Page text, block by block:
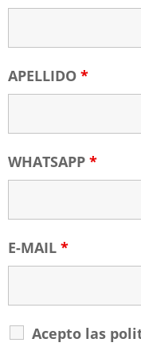
APELLIDO *
WHATSAPP *
E-MAIL *
Acepto las